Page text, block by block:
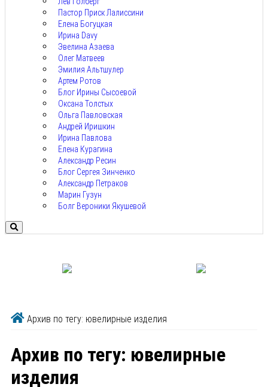
Пастор Приск Лалиссини
Елена Богуцкая
Ирина Davy
Эвелина Азаева
Олег Матвеев
Эмилия Альтшулер
Артем Ротов
Блог Ирины Сысоевой
Оксана Толстых
Ольга Павловская
Андрей Иришкин
Ирина Павлова
Елена Курагина
Александр Ресин
Блог Сергея Зинченко
Александр Петраков
Марин Гузун
Болг Вероники Якушевой
Архив по тегу: ювелирные изделия
Архив по тегу: ювелирные
изделия